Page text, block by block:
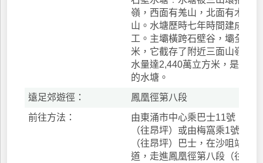
嶺，西面有羗山，北面有木魚
山。水塘歷時七年時間建成，
工。主壩橫跨石壁谷，壩全長
米，它截存了附近三面山嶺流
水量達2,440萬立方米，是60年
的水塘。
遠足郊遊徑：
鳳凰徑第八段
前往方法：
由東涌市中心乘巴士11號（往
（往昂坪）或由梅窩乘1號（往
（往昂坪）巴士，在沙咀站下
道，走進鳳凰徑第八段（往狗